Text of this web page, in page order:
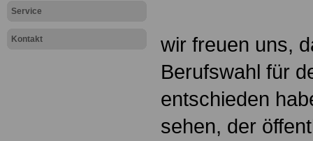
Service
Kontakt
wir freuen uns,
Berufswahl für
entschieden
sehen, der